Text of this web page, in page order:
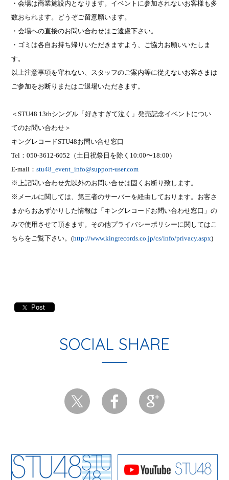
・会場は商業施設内となります。イベントに参加されないお客様も多
数おられます。どうぞご留意願います。
・会場への直接のお問い合わせはご遠慮下さい。
・ゴミは各自お持ち帰りいただきますよう、ご協力お願いいたしま
す。
以上注意事項を守れない、スタッフのご案内等に従えないお客さまは
ご参加をお断りまたはご退場いただきます。
＜STU48 13thシングル「好きすぎて泣く」発売記念イベントについ
てのお問い合わせ＞
キングレコードSTU48お問い合せ窓口
Tel ：050-3612-6052 （土日祝祭日を除く 10:00〜18:00 ）
E-mail ：stu48_event_info@support-user.com
※上記問い合わせ先以外のお問い合せは固くお断り致します。
※メールに関しては、第三者のサーバーを経由しております。お客さ
まからおあずかりした情報は「キングレコードお問い合わせ窓口」の
みで使用させて頂きます。その他プライバシーポリシーに関してはこ
ちらをご覧下さい。(http://www.kingrecords.co.jp/cs/info/privacy.aspx)
Post
SOCIAL SHARE